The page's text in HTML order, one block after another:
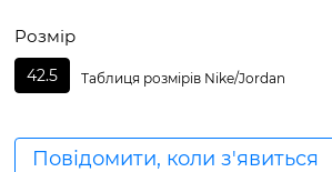
Розмір
42.5 Таблиця розмірів Nike/Jordan
Повідомити, коли з'явиться